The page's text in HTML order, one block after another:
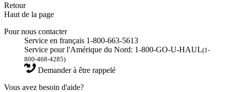
Retour
Haut de la page
Pour nous contacter
Service en français 1-800-663-5613
Service pour l'Amérique du Nord: 1-800-GO-U-HAUL(1-
800-468-4285)
Demander à être rappelé
Vous avez besoin d'aide?